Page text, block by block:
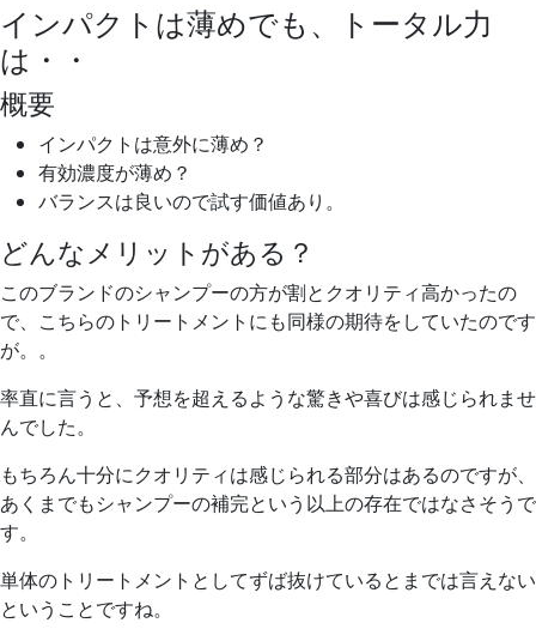
インパクトは薄めでも、トータル力
は・・
概要
インパクトは意外に薄め？
有効濃度が薄め？
バランスは良いので試す価値あり。
どんなメリットがある？
このブランドのシャンプーの方が割とクオリティ高かったの
で、こちらのトリートメントにも同様の期待をしていたのです
が。。
率直に言うと、予想を超えるような驚きや喜びは感じられませ
んでした。
もちろん十分にクオリティは感じられる部分はあるのですが、
あくまでもシャンプーの補完という以上の存在ではなさそうで
す。
単体のトリートメントとしてずば抜けているとまでは言えない
ということですね。